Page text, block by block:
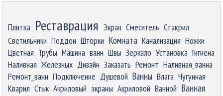
Плитка Реставрация Экран Смеситель Стакрил
Светильники Поддон Шторки Комната Канализация Ножки
Цветная Трубы Машина ванн Швы Зеркало Установка Гигиена
Наливная Железных Дизайн Заказать Ремонт Наливная_ванна
Ремонт_ванн Подключение Душевой Ванны Влага Чугунная
Кварил Стык Акриловый экраны Акриловой Ванной Ванная